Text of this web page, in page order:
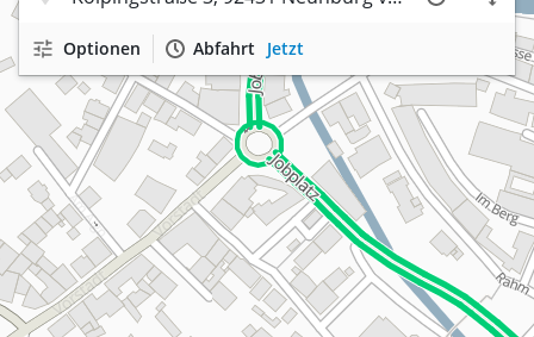
Optionen Abfahrt Jetzt